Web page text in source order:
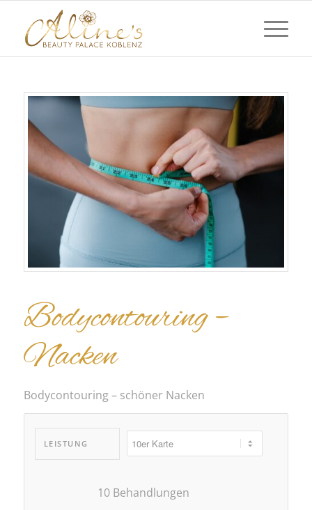
Bodycontouring –
Nacken
Bodycontouring – schöner Nacken
LEISTUNG
10 Behandlungen